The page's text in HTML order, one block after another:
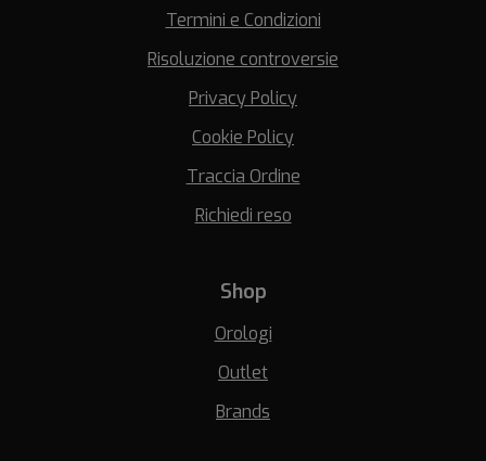
Termini e Condizioni
Risoluzione controversie
Privacy Policy
Cookie Policy
Traccia Ordine
Richiedi reso
Shop
Orologi
Outlet
Brands